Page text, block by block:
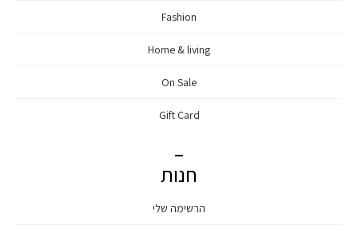
Fashion
Home & living
On Sale
Gift Card
חנות
הרשימה שלי